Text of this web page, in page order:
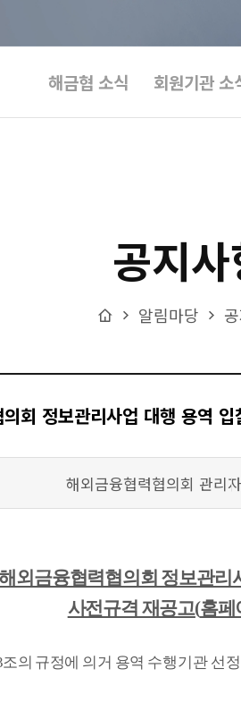
해금협 소식 회원기관 소
공지
Home
알림마당
회 정보관리사업 대행 용역
작성자
해외금융협력협의회 관리자
외금융협력협의회 정보관리
사전규격 재공고(홈페
조의 규정에 의거 용역 수행기관 선